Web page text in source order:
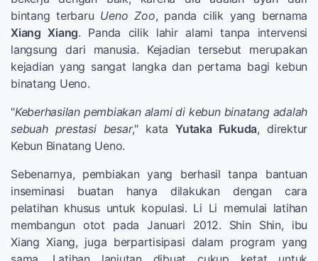
bintang terbaru Ueno Zoo, panda cilik yang bernama
Xiang Xiang. Panda cilik lahir alami tanpa intervensi
langsung dari manusia. Kejadian tersebut merupakan
kejadian yang sangat langka dan pertama bagi kebun
binatang Ueno.
"Keberhasilan pembiakan alami di kebun binatang adalah
sebuah prestasi besar," kataYutaka Fukuda, direktur
Kebun Binatang Ueno.
Sebenarnya, pembiakan yang berhasil tanpa bantuan
inseminasi buatan hanya dilakukan dengan cara
pelatihan khusus untuk kopulasi. Li Li memulai latihan
membangun otot pada Januari 2012. Shin Shin, ibu
Xiang Xiang, juga berpartisipasi dalam program yang